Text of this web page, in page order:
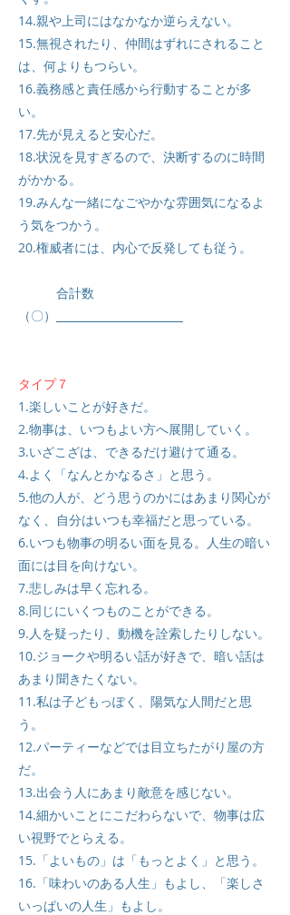
14.親や上司にはなかなか逆らえない。
15.無視されたり、仲間はずれにされること
は、何よりもつらい。
16.義務感と責任感から行動することが多
い。
17.先が見えると安心だ。
18.状況を見すぎるので、決断するのに時間
がかかる。
19.みんな一緒になごやかな雰囲気になるよ
う気をつかう。
20.権威者には、内心で反発しても従う。
合計数
（〇）
タイプ７
1.楽しいことが好きだ。
2.物事は、いつもよい方へ展開していく。
3.いざこざは、できるだけ避けて通る。
4.よく「なんとかなるさ」と思う。
5.他の人が、どう思うのかにはあまり関心が
なく、自分はいつも幸福だと思っている。
6.いつも物事の明るい面を見る。人生の暗い
面には目を向けない。
7.悲しみは早く忘れる。
8.同じにいくつものことができる。
9.人を疑ったり、動機を詮索したりしない。
10.ジョークや明るい話が好きで、暗い話は
あまり聞きたくない。
11.私は子どもっぽく、陽気な人間だと思
う。
12.パーティーなどでは目立ちたがり屋の方
だ。
13.出会う人にあまり敵意を感じない。
14.細かいことにこだわらないで、物事は広
い視野でとらえる。
15.「よいもの」は「もっとよく」と思う。
16.「味わいのある人生」もよし、「楽しさ
いっぱいの人生」もよし。